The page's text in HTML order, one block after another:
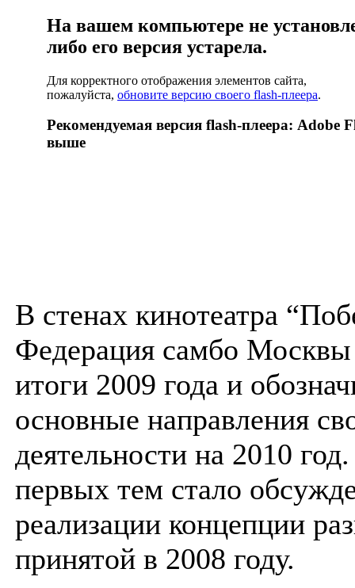
На вашем компьютере не
либо его версия устарела.
Для корректного отображения элементов сайта,
пожалуйста, обновите версию своего flash-плеера.
Рекомендуемая версия flash-плеера: Adobe
выше
В стенах кинотеатра
Федерация самбо Москвы
итоги 2009 года и
основные направления
деятельности на 2010
первых тем стало
реализации концепции
принятой в 2008 году.